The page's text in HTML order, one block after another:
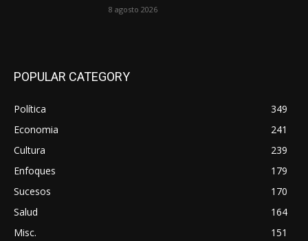
8 agosto 2026
POPULAR CATEGORY
Política
349
Economia
241
Cultura
239
Enfoques
179
Sucesos
170
Salud
164
Misc.
151